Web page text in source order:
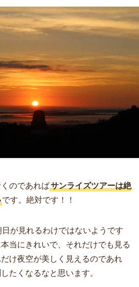
のであればサンライズツアーは絶
です。絶対です！！
が見れるわけではないようです
当にきれいで、それだけでも見る
け夜空が美しく見えるのであれ
たくなるなと思います。